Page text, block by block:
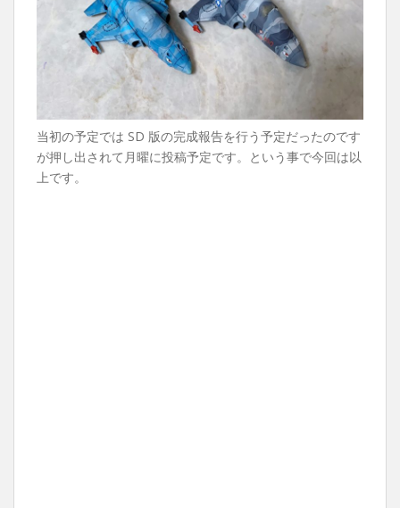
当初の予定では SD 版の完成報告を行う予定だったのです
が押し出されて月曜に投稿予定です。という事で今回は以
上です。